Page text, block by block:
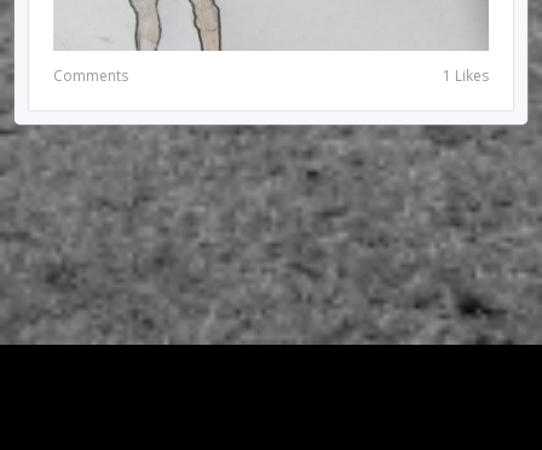
Comments 1 Likes